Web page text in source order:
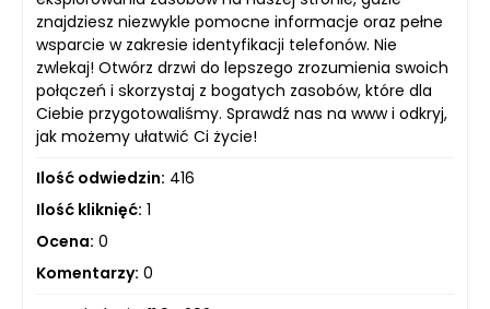
znajdziesz niezwykle pomocne informacje oraz pełne
wsparcie w zakresie identyfikacji telefonów. Nie
zwlekaj! Otwórz drzwi do lepszego zrozumienia swoich
połączeń i skorzystaj z bogatych zasobów, które dla
Ciebie przygotowaliśmy. Sprawdź nas na www i odkryj,
jak możemy ułatwić Ci życie!
Ilość odwiedzin: 416
Ilość kliknięć: 1
Ocena: 0
Komentarzy: 0